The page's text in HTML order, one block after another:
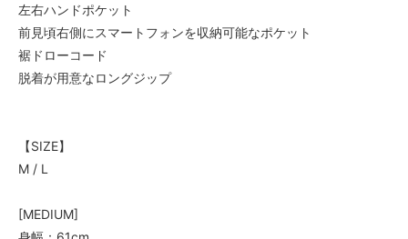
左右ハンドポケット
前見頃右側にスマートフォンを収納可能なポケット
裾ドローコード
脱着が用意なロングジップ
【SIZE】
M / L
[MEDIUM]